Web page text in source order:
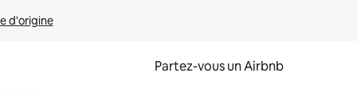
d'origine
Partez-vous un Airbnb